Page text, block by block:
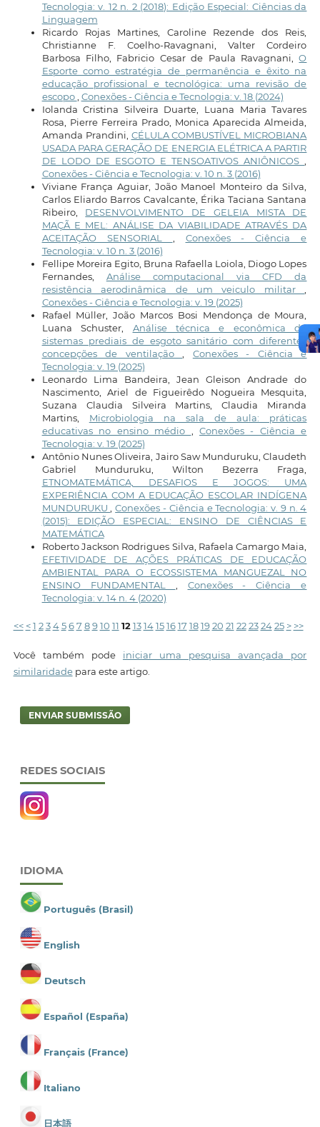
Tecnologia: v. 12 n. 2 (2018): Edição Especial: Ciências da
Linguagem
Ricardo Rojas Martines, Caroline Rezende dos Reis,
Christianne F. Coelho-Ravagnani, Valter Cordeiro
Barbosa Filho, Fabricio Cesar de Paula Ravagnani,O
Esporte como estratégia de permanência e êxito na
educação profissional e tecnológica: uma revisão de
escopo Conexões - Ciência e Tecnologia: v. 18 (2024)
Iolanda Cristina Silveira Duarte, Luana Maria Tavares
Rosa, Pierre Ferreira Prado, Monica Aparecida Almeida,
Amanda Prandini, CÉLULA COMBUSTÍVEL MICROBIANA
USADA PARA GERAÇÃO DE ENERGIA ELÉTRICA A PARTIR
DE LODO DE ESGOTO E TENSOATIVOS ANIÔNICOS
Conexões - Ciência e Tecnologia: v. 10 n. 3 (2016)
Viviane França Aguiar, João Manoel Monteiro da Silva,
Carlos Eliardo Barros Cavalcante, Érika Taciana Santana
Ribeiro, DESENVOLVIMENTO DE GELEIA MISTA DE
MAÇÃ E MEL: ANÁLISE DA VIABILIDADE ATRAVÉS DA
ACEITAÇÃO SENSORIAL
Conexões - Ciência e
Tecnologia: v. 10 n. 3 (2016)
Fellipe Moreira Egito, Bruna Rafaella Loiola, Diogo Lopes
Fernandes, Análise computacional via CFD da
resistência aerodinâmica de um veiculo militar
Conexões - Ciência e Tecnologia: v. 19 (2025)
Rafael Müller, João Marcos Bosi Mendonça de Moura,
Luana Schuster, Análise técnica e econômica de
sistemas prediais de esgoto sanitário com diferentes
concepções de ventilação
Conexões - Ciência e
Tecnologia: v. 19 (2025)
Leonardo Lima Bandeira, Jean Gleison Andrade do
Nascimento, Ariel de Figueirêdo Nogueira Mesquita,
Suzana Claudia Silveira Martins, Claudia Miranda
Martins, Microbiologia na sala de aula: práticas
educativas no ensino médio
Conexões - Ciência e
Tecnologia: v. 19 (2025)
Antônio Nunes Oliveira, Jairo Saw Munduruku, Claudeth
Gabriel Munduruku, Wilton Bezerra Fraga,
ETNOMATEMÁTICA, DESAFIOS E JOGOS: UMA
EXPERIÊNCIA COM A EDUCAÇÃO ESCOLAR INDÍGENA
MUNDURUKU
,Conexões - Ciência e Tecnologia: v. 9 n. 4
(2015): EDIÇÃO ESPECIAL: ENSINO DE CIÊNCIAS E
MATEMÁTICA
Roberto Jackson Rodrigues Silva, Rafaela Camargo Maia,
EFETIVIDADE DE AÇÕES PRÁTICAS DE EDUCAÇÃO
AMBIENTAL PARA O ECOSSISTEMA MANGUEZAL NO
ENSINO FUNDAMENTAL
Conexões - Ciência e
Tecnologia: v. 14 n. 4 (2020)
<< < 1 2 3 4 5 6 7 8 9 10 11 12 13 14 15 16 17 18 19 20 21 22 23 24 25 > >>
Você também pode iniciar uma pesquisa avançada por
similaridadepara este artigo.
ENVIAR SUBMISSÃO
REDES SOCIAIS
IDIOMA
Português (Brasil)
English
Deutsch
Español (España)
Français (France)
Italiano
日本語